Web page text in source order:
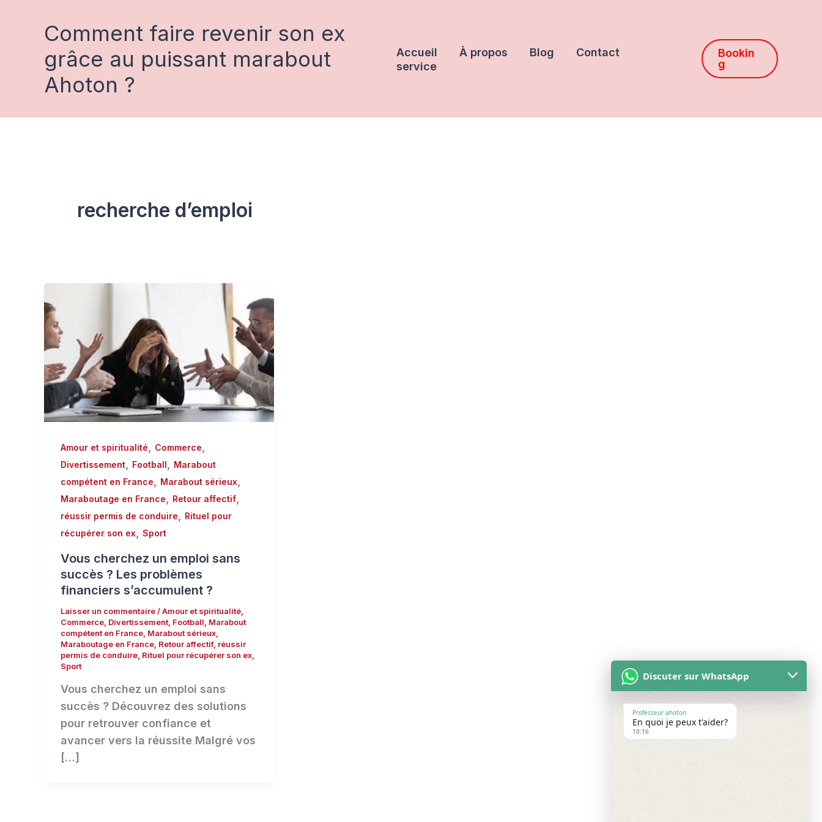
Comment faire revenir son ex
grâce au puissant marabout
Ahoton ?
Accueil À propos Blog
Contact
service
Bookin
g
recherche d’emploi
Amour et spiritualité Commerce
Divertissement Football
Marabout
compétent en France
Marabout sérieux
Maraboutage en France Retour affectif
réussir permis de conduire
Rituel pour
récupérer son ex
Sport
Vous cherchez un emploi sans
succès ? Les problèmes
financiers s’accumulent ?
Laisser un commentaire /Amour et spiritualité
Commerce Divertissement Football Marabout
compétent en France Marabout sérieux
Maraboutage en France Retour affectif, réussir
permis de conduire Rituel pour récupérer son ex
Sport
Vous cherchez un emploi sans
succès ? Découvrez des solutions
pour retrouver confiance et
avancer vers la réussite Malgré vos
[…]
Discuter sur WhatsApp
Professeur ahoton
En quoi je peux t'aider?
10:16